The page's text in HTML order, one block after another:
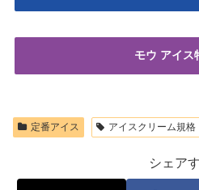
モウ アイス
定番アイス アイスクリーム規格
シェア